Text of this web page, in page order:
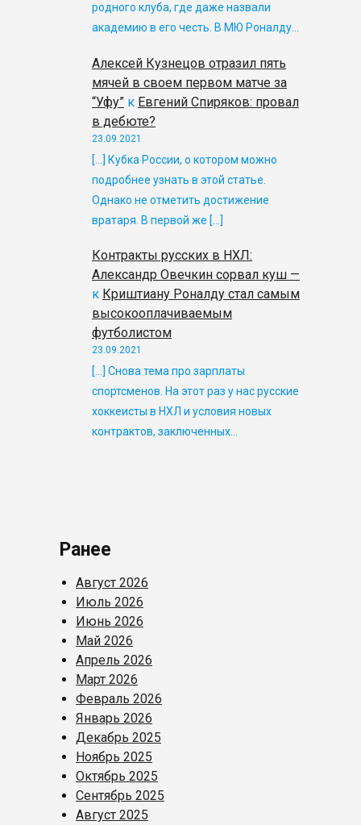
родного клуба, где даже назвали
академию в его честь. В МЮ Роналду…
Алексей Кузнецов отразил пять
мячей в своем первом матче за
“Уфу” к Евгений Спиряков: провал
в дебюте?
23.09.2021
[…] Кубка России, о котором можно
подробнее узнать в этой статье.
Однако не отметить достижение
вратаря. В первой же […]
Контракты русских в НХЛ:
Александр Овечкин сорвал куш —
к Криштиану Роналду стал самым
высокооплачиваемым
футболистом
23.09.2021
[…] Снова тема про зарплаты
спортсменов. На этот раз у нас русские
хоккеисты в НХЛ и условия новых
контрактов, заключенных…
Ранее
Август 2026
Июль 2026
Июнь 2026
Май 2026
Апрель 2026
Март 2026
Февраль 2026
Январь 2026
Декабрь 2025
Ноябрь 2025
Октябрь 2025
Сентябрь 2025
Август 2025